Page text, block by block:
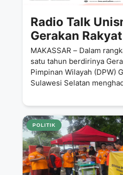
Radio Talk
Gerakan
Tekankan
Kesetaraan
Sosial
MAKASSAR – Dalam
satu tahun berdirinya
Pimpinan Wilayah (DPW)
Sulawesi Selatan
POLITIK